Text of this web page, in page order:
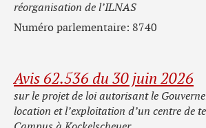
réorganisation de l’ILNAS
Numéro parlementaire: 8740
Avis 62.536 du 30 juin 2026
sur le projet de loi autorisant le
location et l’exploitation d’un centre de